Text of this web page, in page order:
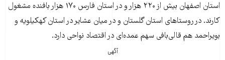
استان اصفهان بیش از ۲۲۰ هزار و در استان فارس ۱۷۰ هزار بافنده مشغول
کارند. در روستاهای استان گلستان و در میان عشایر در استان کهکیلویه و
بویراحمد هم قالی‌‌بافی سهم عمده‌ای در اقتصاد نواحی دارد.
آگهی